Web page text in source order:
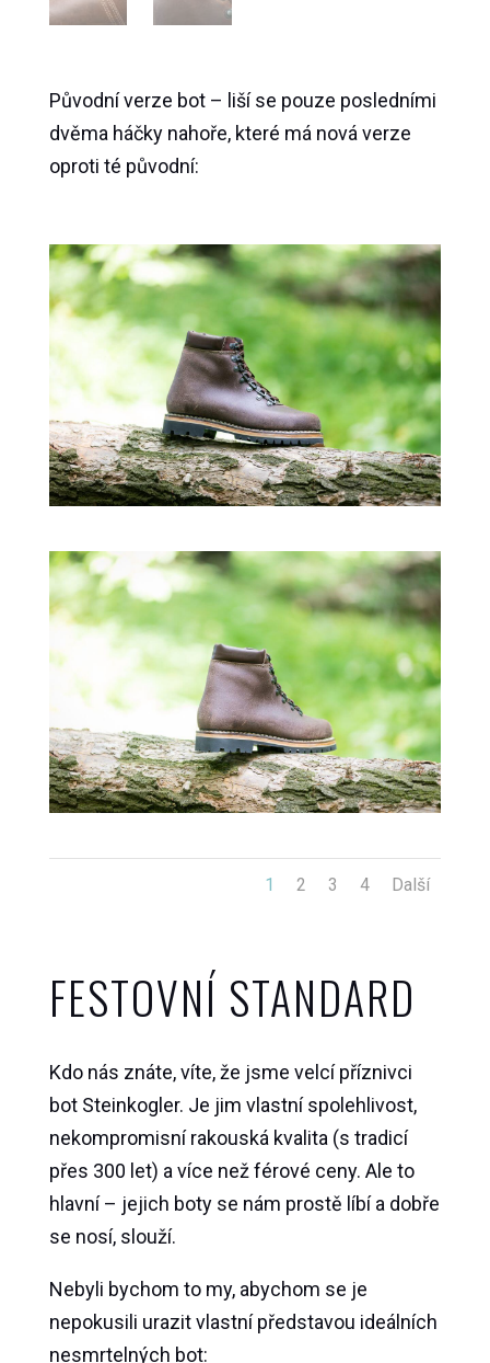
Původní verze bot – liší se pouze posledními
dvěma háčky nahoře, které má nová verze
oproti té původní:
1 2 3 4 Další
FESTOVNÍ STANDARD
Kdo nás znáte, víte, že jsme velcí příznivci
bot Steinkogler. Je jim vlastní spolehlivost,
nekompromisní rakouská kvalita (s tradicí
přes 300 let) a více než férové ceny. Ale to
hlavní – jejich boty se nám prostě líbí a dobře
se nosí, slouží.
Nebyli bychom to my, abychom se je
nepokusili urazit vlastní představou ideálních
nesmrtelných bot: